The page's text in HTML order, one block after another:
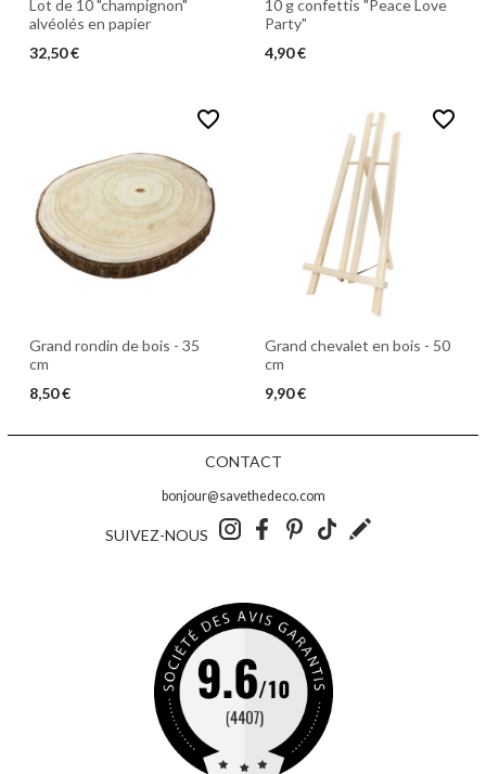
Lot de 10 "champignon"
alvéolés en papier
32,50 €
10 g confettis "Peace Love
Party"
4,90 €
favorite_border
Grand rondin de bois - 35
cm
8,50 €
favorite_border
Grand chevalet en bois - 50
cm
9,90 €
CONTACT
bonjour@savethedeco.com
SUIVEZ-NOUS